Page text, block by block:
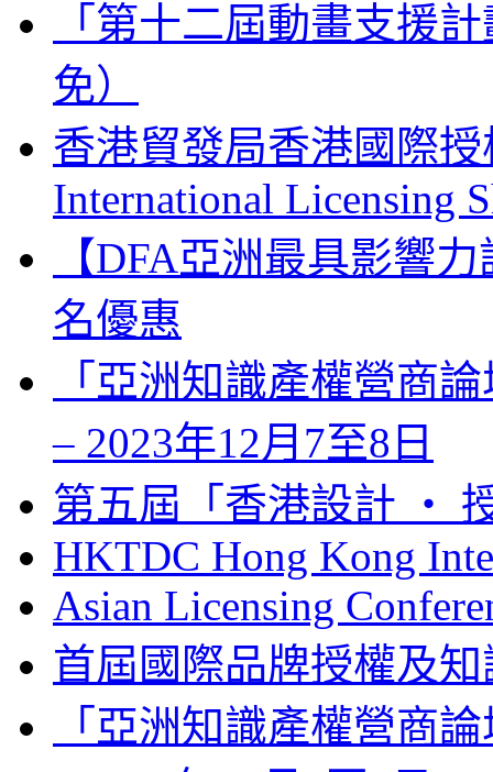
「第十二屆動畫支援
免）
香港貿發局香港國際
International Licensing
【DFA亞洲最具影響
名優惠
「亞洲知識產權營商
– 2023年12月7至8日
第五屆「香港設計 ‧
HKTDC Hong Kong
Asian Licensing
首屆國際品牌授權及
「亞洲知識產權營商